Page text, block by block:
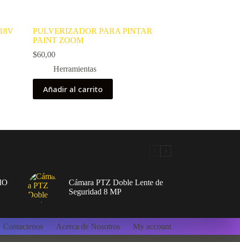
PULVERIZADOR PARA PINTAR
PAINT ZOOM
$60,00
Herramientas
Añadir al carrito
Cámara PTZ Doble Lente de
Seguridad 8 MP
Contactenos Acerca de Nosotros
My account